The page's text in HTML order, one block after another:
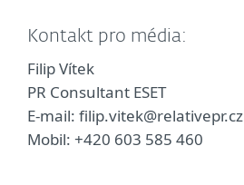
Kontakt pro média:
Filip Vítek
PR Consultant ESET
E-mail: filip.vitek@relativepr.cz
Mobil: +420 603 585 460